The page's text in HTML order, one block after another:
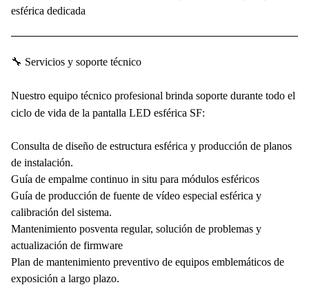
esférica dedicada
🔧 Servicios y soporte técnico
Nuestro equipo técnico profesional brinda soporte durante todo el
ciclo de vida de la pantalla LED esférica SF:
Consulta de diseño de estructura esférica y producción de planos
de instalación.
Guía de empalme continuo in situ para módulos esféricos
Guía de producción de fuente de vídeo especial esférica y
calibración del sistema.
Mantenimiento posventa regular, solución de problemas y
actualización de firmware
Plan de mantenimiento preventivo de equipos emblemáticos de
exposición a largo plazo.